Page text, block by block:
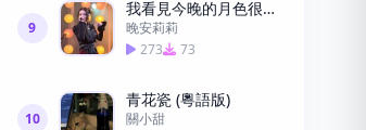
9
我看見今晚的月色很美，你呢？
晚安莉莉
273
73
10
青花瓷 (粵語版)
關小甜